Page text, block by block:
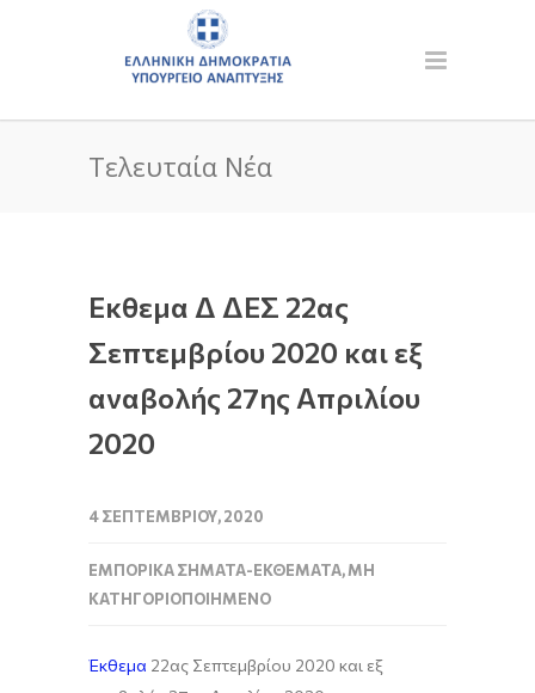
Τελευταία Νέα
Εκθεμα Δ ΔΕΣ 22ας
Σεπτεμβρίου 2020 και εξ
αναβολής 27ης Απριλίου
2020
4 ΣΕΠΤΕΜΒΡΊΟΥ, 2020
ΕΜΠΟΡΙΚΆ ΣΉΜΑΤΑ-ΕΚΘΈΜΑΤΑ,ΜΗ
ΚΑΤΗΓΟΡΙΟΠΟΙΗΜΈΝΟ
Έκθεμα 22ας Σεπτεμβρίου 2020 και εξ